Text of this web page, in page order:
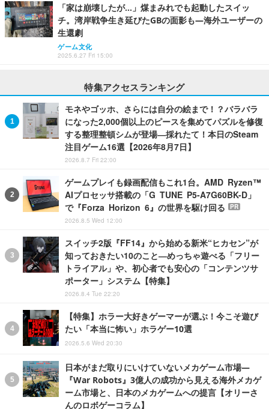
「家は崩壊したが…」煤まみれでも起動したスイッ
チ。湾岸戦争生き延びたGBの面影も―海外ユーザーの
生還劇
ゲーム文化
2025.6.27 Fri 15:00
特集アクセスランキング
モネやゴッホ、さらには自分の絵まで！？バラバラ
になった2,000個以上のピースを集めてパズルを修復
する整理整頓シムが登場―採れたて！本日のSteam
注目ゲーム16選【2026年8月7日】
2026.8.7 Fri 22:00
ゲームプレイも録画配信もこれ1台。AMD Ryzen™
AIプロセッサ搭載の「G TUNE P5-A7G60BK-D」
で『Forza Horizon 6』の世界を駆け回る
PR
2026.8.5 Wed 12:00
スイッチ2版『FF14』から始める新米“ヒカセン”が
知っておきたい10のこと―めっちゃ遊べる「フリー
トライアル」や、初心者でも安心の「コンテンツサ
ポーター」システム【特集】
2026.8.4 Tue 22:20
【特集】ホラー大好きゲーマーが選ぶ！今こそ遊び
たい「本当に怖い」ホラゲー10選
2026.5.6 Wed 20:30
日本がまだ取りにいけていないメカゲーム市場―
『War Robots』3億人の成功から見える海外メカゲ
ーム市場と、日本のメカゲームへの提言【オリーさ
んのロボゲーコラム】